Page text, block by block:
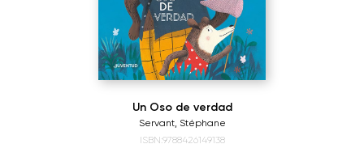
Un Oso de verdad
Servant, Stéphane
ISBN:9788426149138